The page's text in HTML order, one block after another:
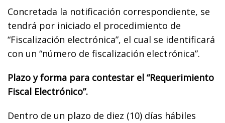
Concretada la notificación correspondiente, se
tendrá por iniciado el procedimiento de
“Fiscalización electrónica”, el cual se identificará
con un “número de fiscalización electrónica”.
Plazo y forma para contestar el “Requerimiento
Fiscal Electrónico”.
Dentro de un plazo de diez (10) días hábiles